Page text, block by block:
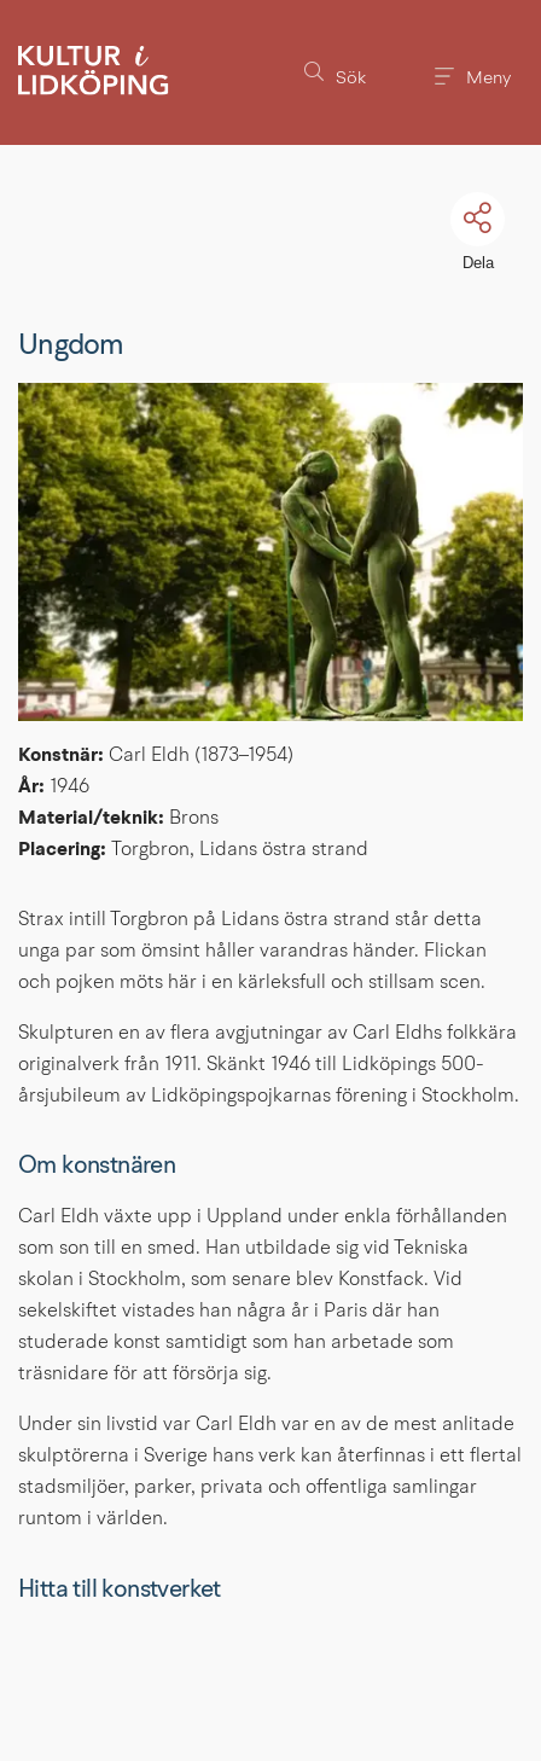
Sök Meny
Dela
Ungdom
Konstnär: Carl Eldh (1873–1954)
År:
1946
Material/teknik: Brons
Placering:
Torgbron, Lidans östra strand
Strax intill Torgbron på Lidans östra strand står detta
unga par som ömsint håller varandras händer. Flickan
och pojken möts här i en kärleksfull och stillsam scen.
Skulpturen en av flera avgjutningar av Carl Eldhs folkkära
originalverk från 1911. Skänkt 1946 till Lidköpings 500-
årsjubileum av Lidköpingspojkarnas förening i Stockholm.
Om konstnären
Carl Eldh växte upp i Uppland under enkla förhållanden
som son till en smed. Han utbildade sig vid Tekniska
skolan i Stockholm, som senare blev Konstfack. Vid
sekelskiftet vistades han några år i Paris där han
studerade konst samtidigt som han arbetade som
träsnidare för att försörja sig.
Under sin livstid var Carl Eldh var en av de mest anlitade
skulptörerna i Sverige hans verk kan återfinnas i ett flertal
stadsmiljöer, parker, privata och offentliga samlingar
runtom i världen.
Hitta till konstverket